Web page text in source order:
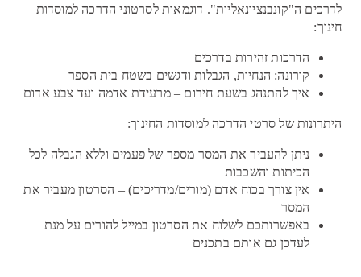
לדרכים ה"קונבנציונאליות". דוגמאות לסרטוני הדרכה למוסדות
חינוך:
הדרכות זהירות בדרכים
קורונה: הנחיות, הגבלות ודגשים בשטח בית הספר
איך להתנהג בשעת חירום – מרעידת אדמה ועד צבע אדום
היתרונות של סרטי הדרכה למוסדות החינוך:
ניתן להעביר את המסר מספר של פעמים וללא הגבלה לכל
הכיתות והשכבות
אין צורך בכוח אדם (מורים/מדריכים) – הסרטון מעביר את
המסר
באפשרותכם לשלוח את הסרטון במייל להורים על מנת
לעדכן גם אותם בתכנים